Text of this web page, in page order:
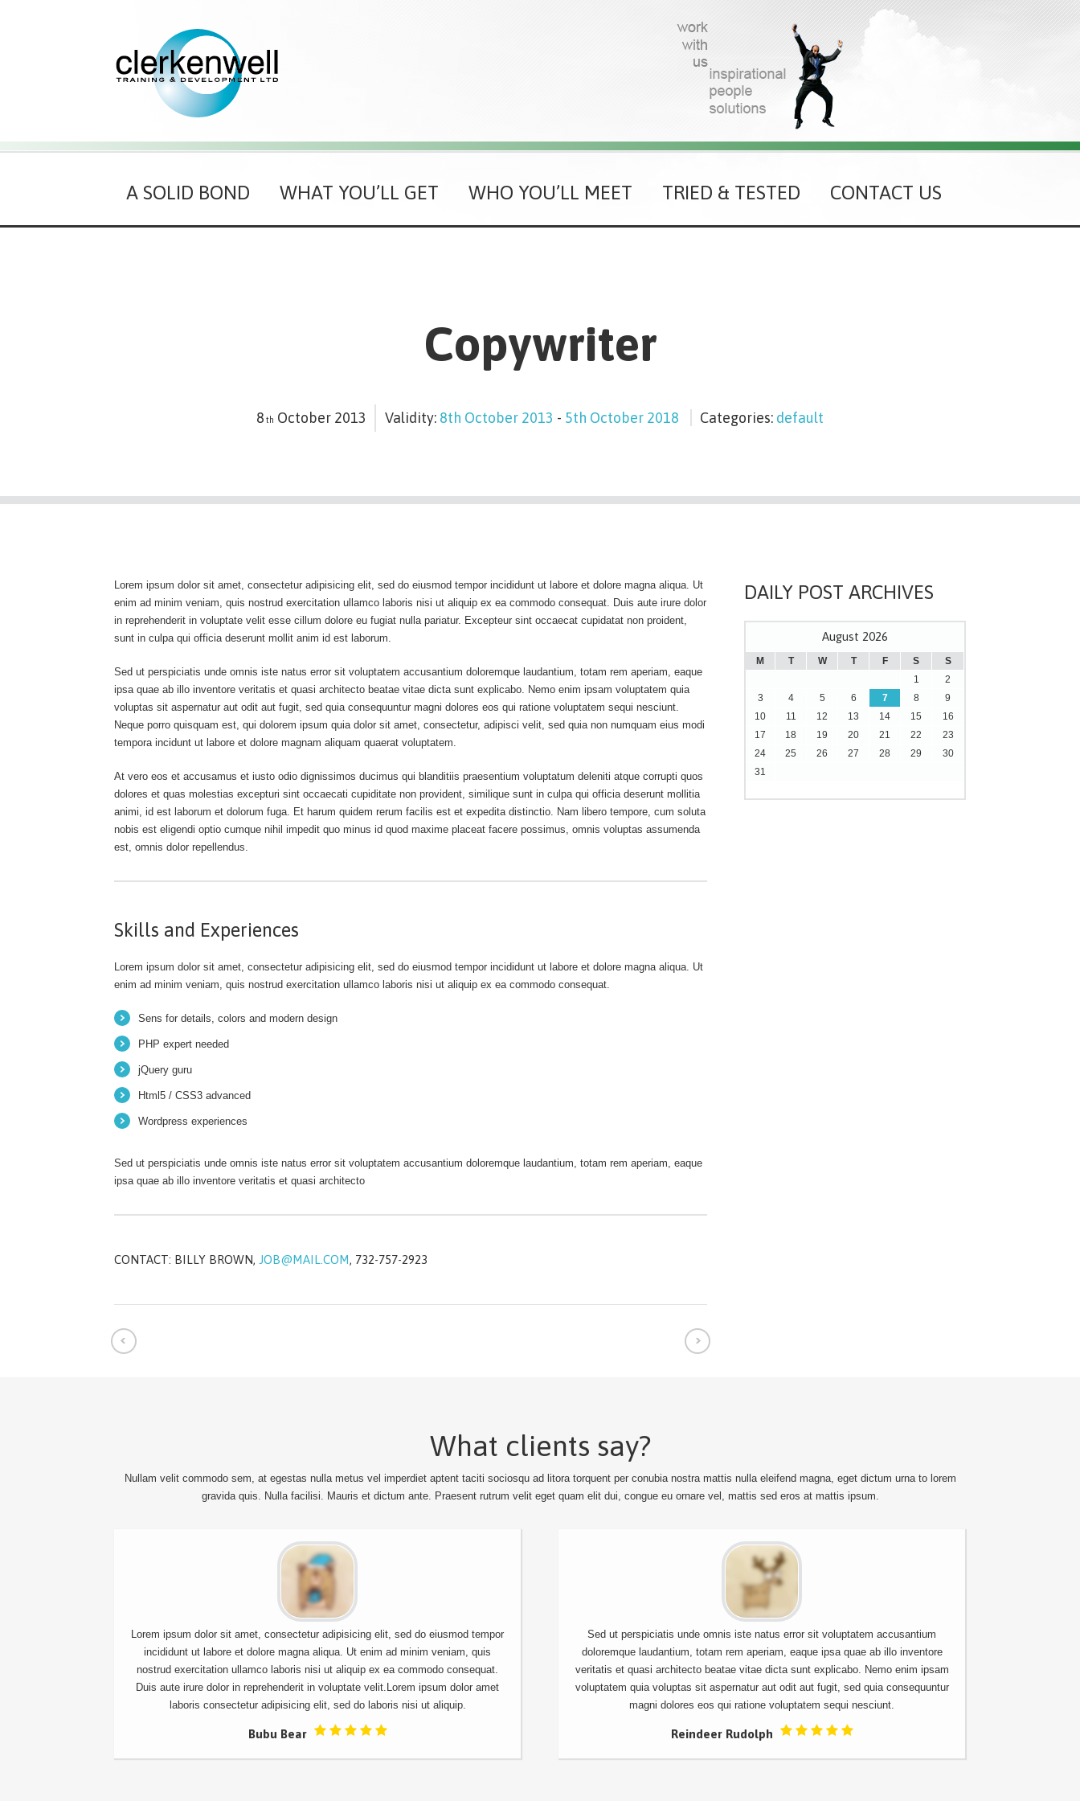
A SOLID BOND WHAT YOU’LL GET WHO YOU’LL MEET TRIED & TESTED CONTACT US
Copywriter
8 th October 2013 Validity: 8th October 2013 - 5th October 2018 Categories: default
Lorem ipsum dolor sit amet, consectetur adipisicing elit, sed do eiusmod tempor incididunt ut labore et dolore magna aliqua. Ut
enim ad minim veniam, quis nostrud exercitation ullamco laboris nisi ut aliquip ex ea commodo consequat. Duis aute irure dolor
in reprehenderit in voluptate velit esse cillum dolore eu fugiat nulla pariatur. Excepteur sint occaecat cupidatat non proident,
sunt in culpa qui officia deserunt mollit anim id est laborum.
Sed ut perspiciatis unde omnis iste natus error sit voluptatem accusantium doloremque laudantium, totam rem aperiam, eaque
ipsa quae ab illo inventore veritatis et quasi architecto beatae vitae dicta sunt explicabo. Nemo enim ipsam voluptatem quia
voluptas sit aspernatur aut odit aut fugit, sed quia consequuntur magni dolores eos qui ratione voluptatem sequi nesciunt.
Neque porro quisquam est, qui dolorem ipsum quia dolor sit amet, consectetur, adipisci velit, sed quia non numquam eius modi
tempora incidunt ut labore et dolore magnam aliquam quaerat voluptatem.
At vero eos et accusamus et iusto odio dignissimos ducimus qui blanditiis praesentium voluptatum deleniti atque corrupti quos
dolores et quas molestias excepturi sint occaecati cupiditate non provident, similique sunt in culpa qui officia deserunt mollitia
animi, id est laborum et dolorum fuga. Et harum quidem rerum facilis est et expedita distinctio. Nam libero tempore, cum soluta
nobis est eligendi optio cumque nihil impedit quo minus id quod maxime placeat facere possimus, omnis voluptas assumenda
est, omnis dolor repellendus.
Skills and Experiences
Lorem ipsum dolor sit amet, consectetur adipisicing elit, sed do eiusmod tempor incididunt ut labore et dolore magna aliqua. Ut
enim ad minim veniam, quis nostrud exercitation ullamco laboris nisi ut aliquip ex ea commodo consequat.
Sens for details, colors and modern design
PHP expert needed
jQuery guru
Html5 / CSS3 advanced
Wordpress experiences
Sed ut perspiciatis unde omnis iste natus error sit voluptatem accusantium doloremque laudantium, totam rem aperiam, eaque
ipsa quae ab illo inventore veritatis et quasi architecto
CONTACT: BILLY BROWN JOB@MAIL.COM 732-757-2923
DAILY POST ARCHIVES
August 2026
M T W T F S
S
1
2
3
4 5 6 7 8
9
10
11 12 13 14 15
16
17
18 19 20 21 22
23
24
25 26 27 28 29
30
31
What clients say?
Nullam velit commodo sem, at egestas nulla metus vel imperdiet aptent taciti sociosqu ad litora torquent per conubia nostra mattis nulla eleifend magna, eget dictum urna to lorem
gravida quis. Nulla facilisi. Mauris et dictum ante. Praesent rutrum velit eget quam elit dui, congue eu ornare vel, mattis sed eros at mattis ipsum.
Lorem ipsum dolor sit amet, consectetur adipisicing elit, sed do eiusmod tempor
incididunt ut labore et dolore magna aliqua. Ut enim ad minim veniam, quis
nostrud exercitation ullamco laboris nisi ut aliquip ex ea commodo consequat.
Duis aute irure dolor in reprehenderit in voluptate velit.Lorem ipsum dolor amet
laboris consectetur adipisicing elit, sed do laboris nisi ut aliquip.
Bubu Bear
Sed ut perspiciatis unde omnis iste natus error sit voluptatem accusantium
doloremque laudantium, totam rem aperiam, eaque ipsa quae ab illo inventore
veritatis et quasi architecto beatae vitae dicta sunt explicabo. Nemo enim ipsam
voluptatem quia voluptas sit aspernatur aut odit aut fugit, sed quia consequuntur
magni dolores eos qui ratione voluptatem sequi nesciunt.
Reindeer Rudolph